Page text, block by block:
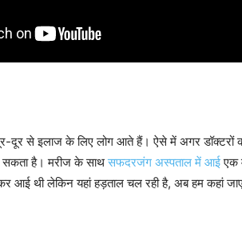
दूर से इलाज के लिए लोग आते हैं। ऐसे में अगर डॉक्टरों की
सकता है। मरीज के साथसफदरजंग अस्पताल में आईएक
आई थी लेकिन यहां हड़ताल चल रही है, अब हम कहां